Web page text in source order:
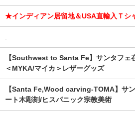
★インディアン居留地＆USA直輸入Ｔシ
.
【Southwest to Santa Fe】サンタフェ
＜MYKA/マイカ＞レザーグッズ
【Santa Fe,Wood carving-TOMA】サ
ート木彫刻/ヒスパニック宗教美術